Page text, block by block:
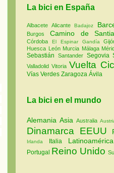
La bici en España
AlbaceteAlicanteBadajoz
Burgos Camino de
Córdoba El Espinar Gandía
Huesca León Murcia Málaga
Sebastián Santander Segovia
ValladolidVitoria Vuelta
Vías Verdes Zaragoza Ávila
La bici en el mundo
Alemania Asia Australia
Dinamarca EEUU
Irlanda Italia
Portugal Reino Unido